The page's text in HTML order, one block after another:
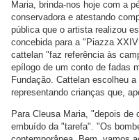
Maria, brinda-nos hoje com a
conservadora e atestando
pública que o artista realizou
concebida para a "Piazza
cattelan "faz referência às
epílogo de um conto de fadas
Fundação. Cattelan escolheu
representando crianças que,
Para Cleusa Maria, "depois
embuído da "tarefa". "Os